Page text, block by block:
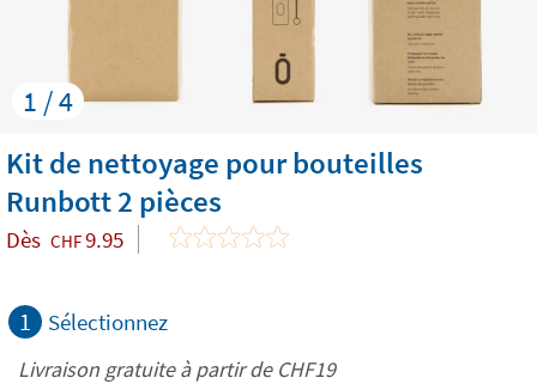
1 / 4
Kit de nettoyage pour bouteilles
Runbott 2 pièces
Dès CHF9.95
1 Sélectionnez
Livraison gratuite à partir de CHF19